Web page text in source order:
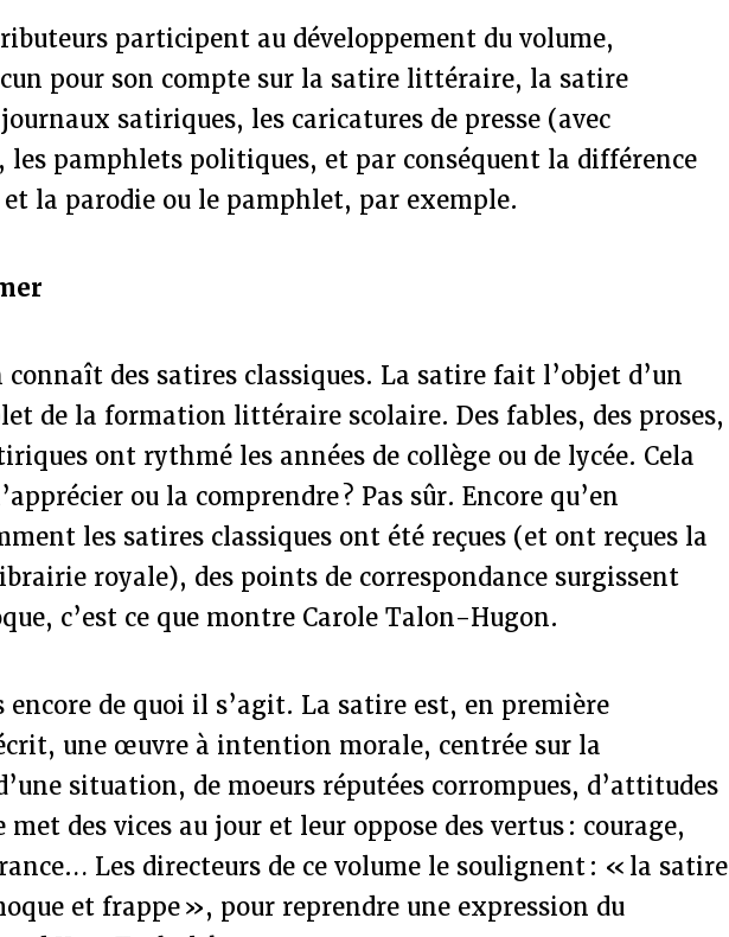
participent au développement du volume,
pour son compte sur la satire littéraire, la satire
satiriques, les caricatures de presse (avec
les pamphlets politiques, et par conséquent la différence
la parodie ou le pamphlet, par exemple.
connaît des satires classiques. La satire fait l’objet d’un
de la formation littéraire scolaire. Des fables, des proses,
ont rythmé les années de collège ou de lycée. Cela
ou la comprendre ? Pas sûr. Encore qu’en
les satires classiques ont été reçues (et ont reçues la
royale), des points de correspondance surgissent
c’est ce que montre Carole Talon-Hugon.
encore de quoi il s’agit. La satire est, en première
une œuvre à intention morale, centrée sur la
situation, de moeurs réputées corrompues, d’attitudes
met des vices au jour et leur oppose des vertus : courage,
Les directeurs de ce volume le soulignent : « la satire
et frappe », pour reprendre une expression du